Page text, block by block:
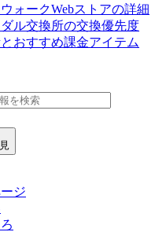
ォークWebストアの詳細
ル交換所の交換優先度
おすすめ課金アイテム
ジ